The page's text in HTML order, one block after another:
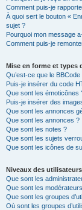
Comment puis-je
À quoi sert le bouton «
sujet ?
Pourquoi mon message
Comment puis-je
Mise en forme et types
Qu’est-ce que le BBCode
Puis-je insérer du code
Que sont les émoticônes
Puis-je insérer des
Que sont les annonces
Que sont les annonces ?
Que sont les notes ?
Que sont les sujets
Que sont les icônes de
Niveaux des
Que sont les
Que sont les
Que sont les groupes
Où sont les groupes